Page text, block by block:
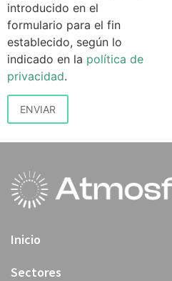
introducido en el
formulario para el fin
establecido, según lo
indicado en la política de
privacidad.
Inicio
Sectores